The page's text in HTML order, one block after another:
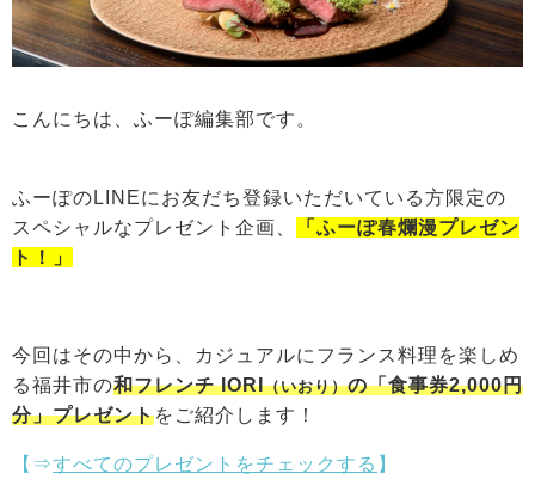
こんにちは、ふーぽ編集部です。
ふーぽのLINEにお友だち登録いただいている方限定の
スペシャルなプレゼント企画、
「ふーぽ春爛漫プレゼン
ト！」
今回はその中から、カジュアルにフランス料理を楽しめ
る福井市の和フレンチ IORI（いおり）の「食事券2,000円
分」プレゼントをご紹介します！
【⇒すべてのプレゼントをチェックする 】